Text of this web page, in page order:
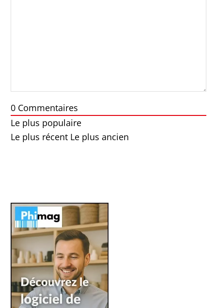
0 Commentaires
Le plus populaire
Le plus récent Le plus ancien